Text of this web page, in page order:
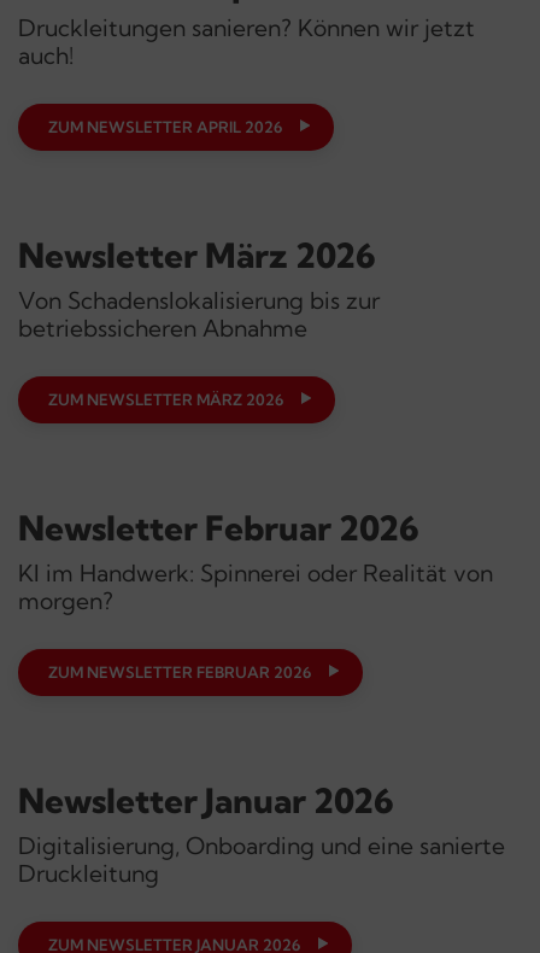
Druckleitungen sanieren? Können wir jetzt
auch!
ZUM NEWSLETTER APRIL 2026
Newsletter März 2026
Von Schadenslokalisierung bis zur
betriebssicheren Abnahme
ZUM NEWSLETTER MÄRZ 2026
Newsletter Februar 2026
KI im Handwerk: Spinnerei oder Realität von
morgen?
ZUM NEWSLETTER FEBRUAR 2026
Newsletter Januar 2026
Digitalisierung, Onboarding und eine sanierte
Druckleitung
ZUM NEWSLETTER JANUAR 2026